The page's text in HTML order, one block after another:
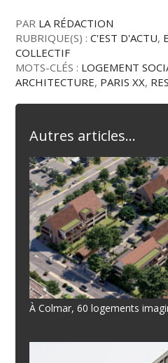
PAR LA RÉDACTION
RUBRIQUE(S) :C'EST D'ACTU,
COLLECTIF
MOTS-CLÉS : LOGEMENT
ARCHITECTURE, PARIS XX,
Autres articles...
À Colmar, 60 logements